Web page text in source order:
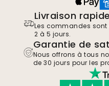
Livraison
Les commandes
2 à 5 jours.
Garantie de
Nous offrons à tous
de 30 jours pour les